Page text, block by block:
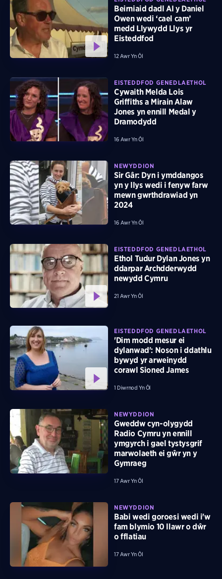
Beirniaid dadl AI y Daniel
Owen wedi ‘cael cam’
medd Llywydd Llys yr
Eisteddfod
12 Awr Yn Ôl
EISTEDDFOD GENEDLAETHOL
Cywaith Melda Lois
Griffiths a Mirain Alaw
Jones yn ennill Medal y
Dramodydd
16 Awr Yn Ôl
NEWYDDION
Sir Gâr: Dyn i ymddangos
yn y llys wedi i fenyw farw
mewn gwrthdrawiad yn
2024
16 Awr Yn Ôl
EISTEDDFOD GENEDLAETHOL
Ethol Tudur Dylan Jones yn
ddarpar Archdderwydd
newydd Cymru
21 Awr Yn Ôl
EISTEDDFOD GENEDLAETHOL
'Dim modd mesur ei
dylanwad': Noson i ddathlu
bywyd yr arweinydd
corawl Sioned James
1 Diwrnod Yn Ôl
NEWYDDION
Gweddw cyn-olygydd
Radio Cymru yn ennill
ymgyrch i gael tystysgrif
marwolaeth ei gŵr yn y
Gymraeg
17 Awr Yn Ôl
NEWYDDION
Babi wedi goroesi wedi i'w
fam blymio 10 llawr o dŵr
o fflatiau
17 Awr Yn Ôl